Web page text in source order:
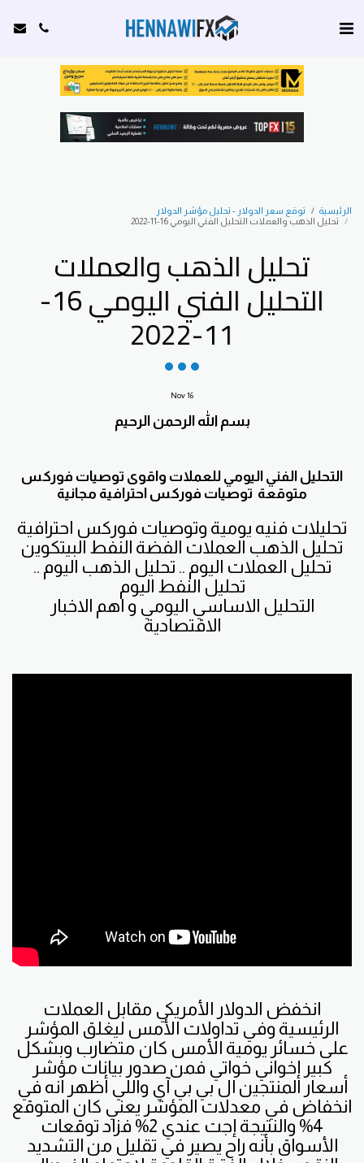
الرئيسية
توقع سعر الدولار - تحليل مؤشر الدولار
تحليل الذهب والعملات التحليل الفني اليومي 16-11-2022
تحليل الذهب والعملات
التحليل الفني اليومي 16-
11-2022
16
Nov
بسم الله الرحمن الرحيم
التحليل الفني اليومي للعملات واقوى توصيات فوركس
متوقعة توصيات فوركس احترافية مجانية
تحليلات فنيه يومية وتوصيات فوركس احترافية
تحليل النفط اليوم
الاقتصادية
انخفض الدولار الأمريكي مقابل العملات
الرئيسية وفي تداولات الأمس ليغلق المؤشر
على خسائر يومية الأمس كان متضارب وبشكل
كبير إخواني خواتي فمن صدور بيانات مؤشر
أسعار المنتجين ال بي بي آي واللي أظهر انه في
انخفاض في معدلات المؤشر يعني كان المتوقع
4% والنتيجة إجت عندي 2% فزاد توقعات
الأسواق بأنه راح يصير في تقليل من التشديد